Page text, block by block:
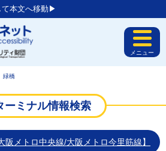
て本文へ移動▶︎
メニュー
緑橋
ーミナル情報検索
阪メトロ中央線/大阪メトロ今里筋線】